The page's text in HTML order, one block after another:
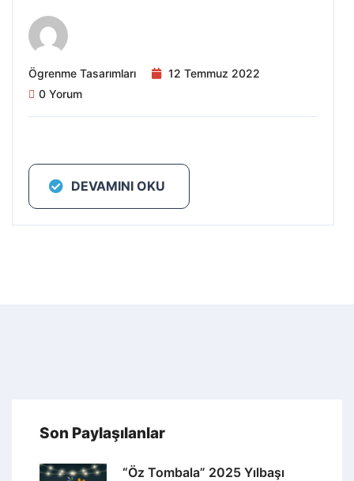
Ögrenme Tasarımları
12 Temmuz 2022
0 Yorum
DEVAMINI OKU
Son Paylaşılanlar
“Öz Tombala” 2025 Yılbaşı